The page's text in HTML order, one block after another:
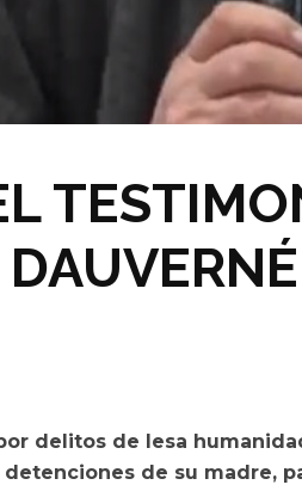
DAUVERNÉ
delitos de lesa
de su madre,